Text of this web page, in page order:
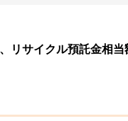
サイクル預託金相